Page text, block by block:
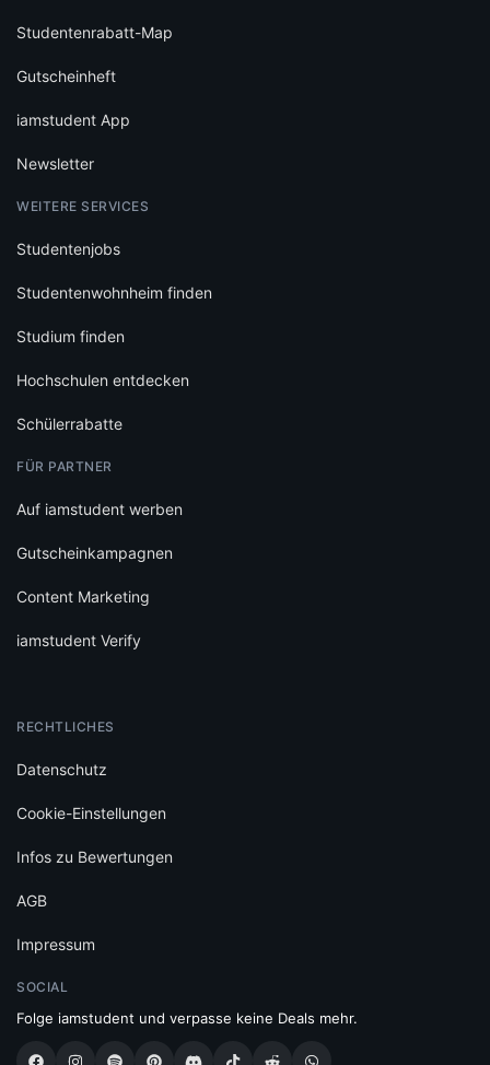
Studentenrabatt-Map
Gutscheinheft
iamstudent App
Newsletter
WEITERE SERVICES
Studentenjobs
Studentenwohnheim finden
Studium finden
Hochschulen entdecken
Schülerrabatte
FÜR PARTNER
Auf iamstudent werben
Gutscheinkampagnen
Content Marketing
iamstudent Verify
RECHTLICHES
Datenschutz
Cookie-Einstellungen
Infos zu Bewertungen
AGB
Impressum
SOCIAL
Folge iamstudent und verpasse keine Deals mehr.